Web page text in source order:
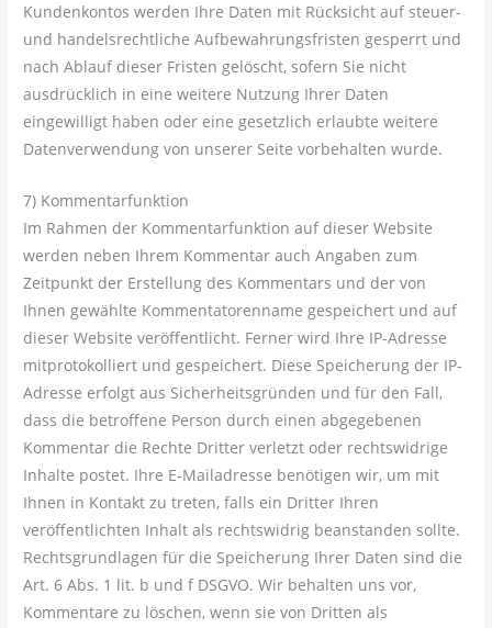
Kundenkontos werden Ihre Daten mit Rücksicht auf steuer-
und handelsrechtliche Aufbewahrungsfristen gesperrt und
nach Ablauf dieser Fristen gelöscht, sofern Sie nicht
ausdrücklich in eine weitere Nutzung Ihrer Daten
eingewilligt haben oder eine gesetzlich erlaubte weitere
Datenverwendung von unserer Seite vorbehalten wurde.
7) Kommentarfunktion
Im Rahmen der Kommentarfunktion auf dieser Website
werden neben Ihrem Kommentar auch Angaben zum
Zeitpunkt der Erstellung des Kommentars und der von
Ihnen gewählte Kommentatorenname gespeichert und auf
dieser Website veröffentlicht. Ferner wird Ihre IP-Adresse
mitprotokolliert und gespeichert. Diese Speicherung der IP-
Adresse erfolgt aus Sicherheitsgründen und für den Fall,
dass die betroffene Person durch einen abgegebenen
Kommentar die Rechte Dritter verletzt oder rechtswidrige
Inhalte postet. Ihre E-Mailadresse benötigen wir, um mit
Ihnen in Kontakt zu treten, falls ein Dritter Ihren
veröffentlichten Inhalt als rechtswidrig beanstanden sollte.
Rechtsgrundlagen für die Speicherung Ihrer Daten sind die
Art. 6 Abs. 1 lit. b und f DSGVO. Wir behalten uns vor,
Kommentare zu löschen, wenn sie von Dritten als